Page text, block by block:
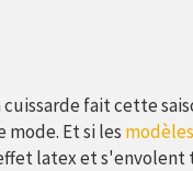
fait cette
mode. Et si les
latex et s'envolent